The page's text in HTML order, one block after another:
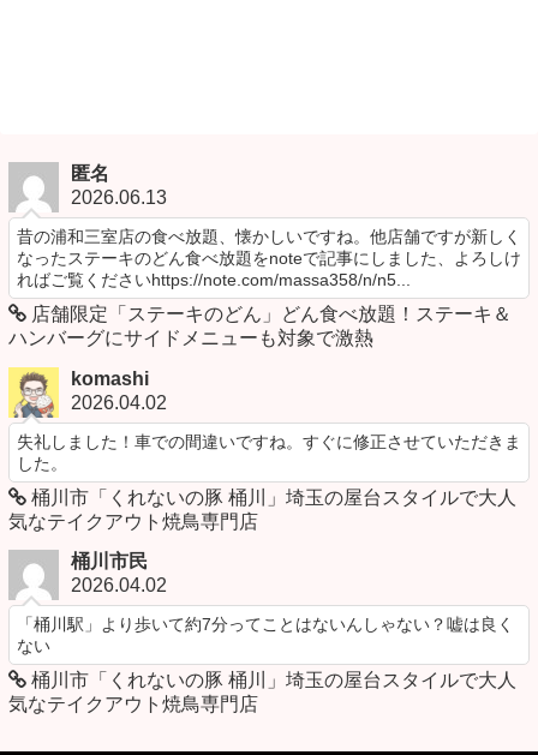
匿名
2026.06.13
昔の浦和三室店の食べ放題、懐かしいですね。他店舗ですが新しく
なったステーキのどん食べ放題をnoteで記事にしました、よろしけ
ればご覧くださいhttps://note.com/massa358/n/n5...
店舗限定「ステーキのどん」どん食べ放題！ステーキ＆
ハンバーグにサイドメニューも対象で激熱
komashi
2026.04.02
失礼しました！車での間違いですね。すぐに修正させていただきま
した。
桶川市「くれないの豚 桶川」埼玉の屋台スタイルで大人
気なテイクアウト焼鳥専門店
桶川市民
2026.04.02
「桶川駅」より歩いて約7分ってことはないんしゃない？嘘は良く
ない
桶川市「くれないの豚 桶川」埼玉の屋台スタイルで大人
気なテイクアウト焼鳥専門店